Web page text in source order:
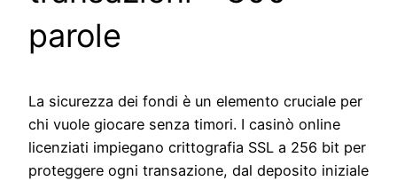
parole
La sicurezza dei fondi è un elemento cruciale per
chi vuole giocare senza timori. I casinò online
licenziati impiegano crittografia SSL a 256 bit per
proteggere ogni transazione, dal deposito iniziale